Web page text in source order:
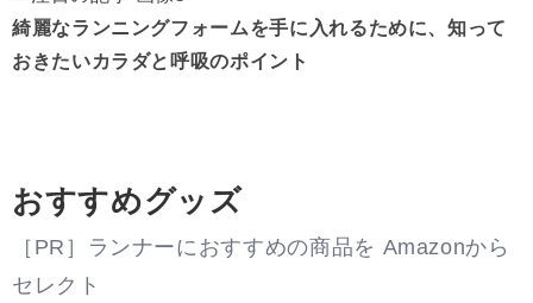
綺麗なランニングフォームを手に入れるために、知って
おきたいカラダと呼吸のポイント
おすすめグッズ
［PR］ランナーにおすすめの商品を Amazonから
セレクト